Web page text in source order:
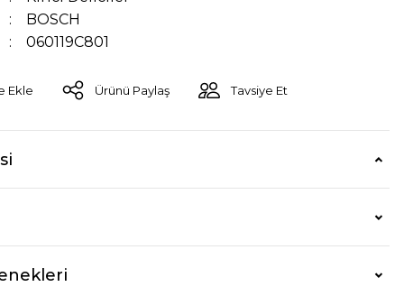
BOSCH
060119C801
Ürünü Paylaş Tavsiye Et